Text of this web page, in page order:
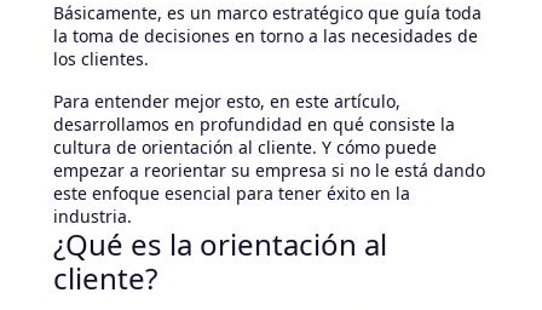
Básicamente, es un marco estratégico que guía toda
la toma de decisiones en torno a las necesidades de
los clientes.
Para entender mejor esto, en este artículo,
desarrollamos en profundidad en qué consiste la
cultura de orientación al cliente. Y cómo puede
empezar a reorientar su empresa si no le está dando
este enfoque esencial para tener éxito en la
industria.
¿Qué es la orientación al
cliente?